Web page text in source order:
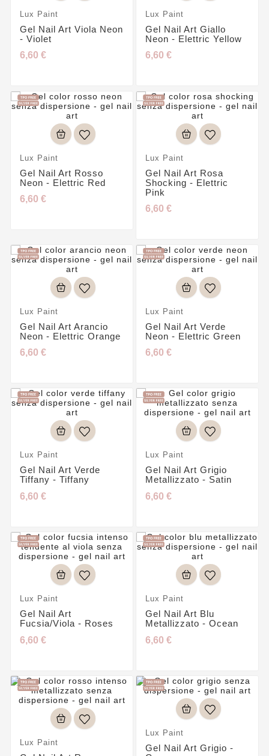
Lux Paint
Gel Nail Art Viola Neon
- Violet
6,60 €
Lux Paint
Gel Nail Art Giallo
Neon - Elettric Yellow
6,60 €
Lux Paint
Gel Nail Art Rosso
Neon - Elettric Red
6,60 €
Lux Paint
Gel Nail Art Rosa
Shocking - Elettric
Pink
6,60 €
Lux Paint
Gel Nail Art Arancio
Neon - Elettric Orange
6,60 €
Lux Paint
Gel Nail Art Verde
Neon - Elettric Green
6,60 €
Lux Paint
Gel Nail Art Verde
Tiffany - Tiffany
6,60 €
Lux Paint
Gel Nail Art Grigio
Metallizzato - Satin
6,60 €
Lux Paint
Gel Nail Art
Fucsia/viola - Roses
6,60 €
Lux Paint
Gel Nail Art Blu
Metallizzato - Ocean
6,60 €
Lux Paint
Lux Paint
Gel Nail Art Grigio -